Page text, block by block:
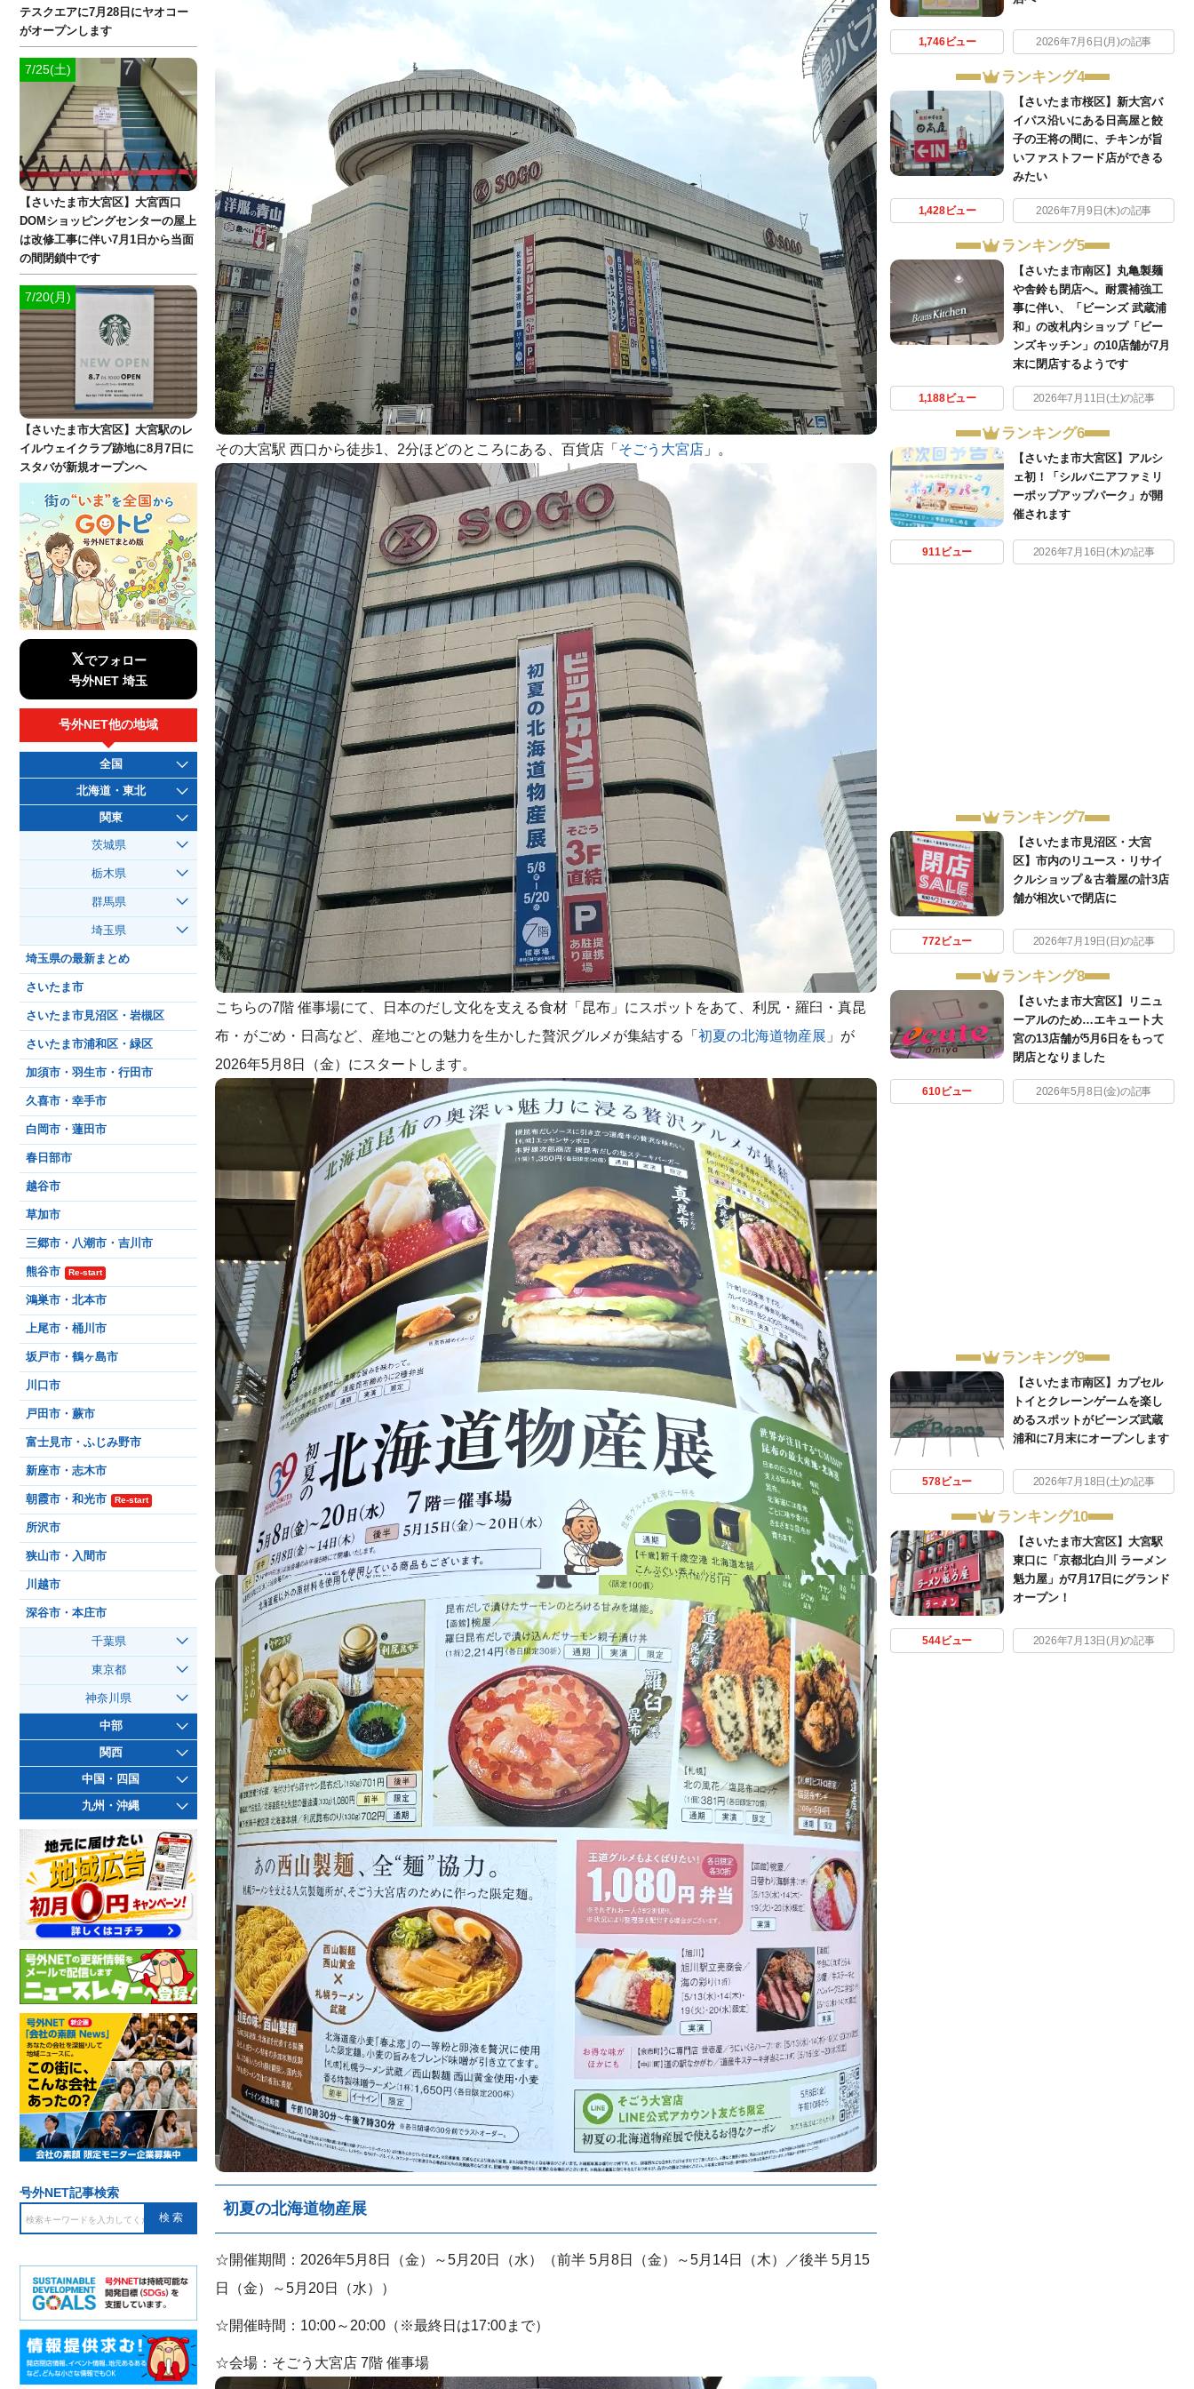
その大宮駅 西口から徒歩1、2分ほどのところにある、百貨店「そごう大宮店 」。
こちらの7階 催事場にて、日本のだし文化を支える食材「昆布」にスポットをあて、利尻・羅臼・真昆
布・がごめ・日高など、産地ごとの魅力を生かした贅沢グルメが集結する「初夏の北海道物産展 」が
2026年5月8日（金）にスタートします。
初夏の北海道物産展
☆開催期間：2026年5月8日（金）～5月20日（水）（前半 5月8日（金）～5月14日（木）／後半 5月15
日（金）～5月20日（水））
☆開催時間：10:00～20:00（※最終日は17:00まで）
☆会場：そごう大宮店 7階 催事場
1,746ビュー 2026年7月6日(月)の記事
ランキング4
【さいたま市桜区】新大宮バ
イパス沿いにある日高屋と餃
子の王将の間に、チキンが旨
いファストフード店ができる
みたい
1,428ビュー 2026年7月9日(木)の記事
ランキング5
【さいたま市南区】丸亀製麺
や舎鈴も閉店へ。耐震補強工
事に伴い、「ビーンズ 武蔵浦
和」の改札内ショップ「ビー
ンズキッチン」の10店舗が7月
末に閉店するようです
1,188ビュー 2026年7月11日(土)の記事
ランキング6
【さいたま市大宮区】アルシ
ェ初！「シルバニアファミリ
ーポップアップパーク」が開
催されます
911ビュー 2026年7月16日(木)の記事
ランキング7
【さいたま市見沼区・大宮
区】市内のリユース・リサイ
クルショップ＆古着屋の計3店
舗が相次いで閉店に
772ビュー 2026年7月19日(日)の記事
ランキング8
【さいたま市大宮区】リニュ
ーアルのため…エキュート大
宮の13店舗が5月6日をもって
閉店となりました
610ビュー 2026年5月8日(金)の記事
ランキング9
【さいたま市南区】カプセル
トイとクレーンゲームを楽し
めるスポットがビーンズ武蔵
浦和に7月末にオープンします
578ビュー 2026年7月18日(土)の記事
ランキング10
【さいたま市大宮区】大宮駅
東口に「京都北白川 ラーメン
魁力屋」が7月17日にグランド
オープン！
544ビュー 2026年7月13日(月)の記事
テスクエアに7月28日にヤオコー
がオープンします
7/25(土)
【さいたま市大宮区】大宮西口
DOMショッピングセンターの屋上
は改修工事に伴い7月1日から当面
の間閉鎖中です
7/20(月)
【さいたま市大宮区】大宮駅のレ
イルウェイクラブ跡地に8月7日に
スタバが新規オープンへ
𝕏でフォロー
号外NET 埼玉
号外NET他の地域
全国
北海道・東北
関東
茨城県
栃木県
群馬県
埼玉県
埼玉県の最新まとめ
さいたま市
さいたま市見沼区・岩槻区
さいたま市浦和区・緑区
加須市・羽生市・行田市
久喜市・幸手市
白岡市・蓮田市
春日部市
越谷市
草加市
三郷市・八潮市・吉川市
熊谷市 Re-start
鴻巣市・北本市
上尾市・桶川市
坂戸市・鶴ヶ島市
川口市
戸田市・蕨市
富士見市・ふじみ野市
新座市・志木市
朝霞市・和光市 Re-start
所沢市
狭山市・入間市
川越市
深谷市・本庄市
千葉県
東京都
神奈川県
中部
関西
中国・四国
九州・沖縄
号外NET記事検索